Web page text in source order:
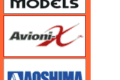
Avioni-